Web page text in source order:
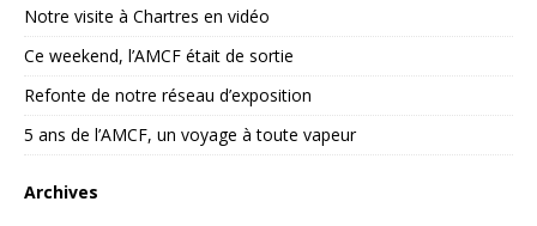
Notre visite à Chartres en vidéo
Ce weekend, l’AMCF était de sortie
Refonte de notre réseau d’exposition
5 ans de l’AMCF, un voyage à toute vapeur
Archives